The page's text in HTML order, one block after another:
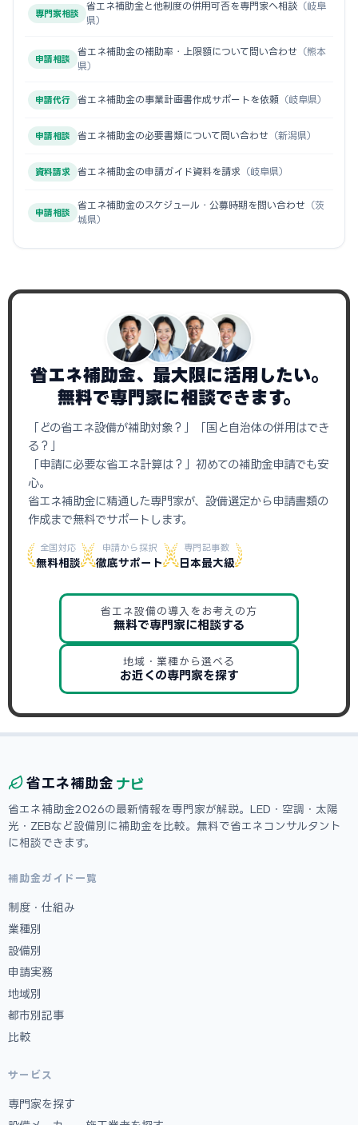
専門家相談
省エネ補助金と他制度の併用可否を専門家へ相談 （岐阜
県）
申請相談
省エネ補助金の補助率・上限額について問い合わせ （熊本
県）
申請代行 省エネ補助金の事業計画書作成サポートを依頼 （岐阜県）
申請相談 省エネ補助金の必要書類について問い合わせ （新潟県）
資料請求 省エネ補助金の申請ガイド資料を請求 （岐阜県）
申請相談
省エネ補助金のスケジュール・公募時期を問い合わせ （茨
城県）
省エネ補助金、最大限に活用したい。
無料で専門家に相談できます。
「どの省エネ設備が補助対象？」「国と自治体の併用はでき
る？」
「申請に必要な省エネ計算は？」初めての補助金申請でも安
心。
省エネ補助金に精通した専門家が、設備選定から申請書類の
作成まで無料でサポートします。
全国対応
無料相談
申請から採択
徹底サポート
専門記事数
日本最大級
省エネ設備の導入をお考えの方
無料で専門家に相談する
地域・業種から選べる
お近くの専門家を探す
省エネ補助金 ナビ
省エネ補助金2026の最新情報を専門家が解説。LED・空調・太陽
光・ZEBなど設備別に補助金を比較。無料で省エネコンサルタント
に相談できます。
補助金ガイド一覧
制度・仕組み
業種別
設備別
申請実務
地域別
都市別記事
比較
サービス
専門家を探す